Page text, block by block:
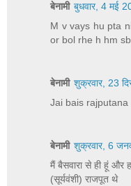
बेनामी बुधवार, 4 मई
M v vays hu pta
or bol rhe h hm
बेनामी शुक्रवार, 23
Jai bais rajputana
बेनामी शुक्रवार, 6
मैं बैसवारा से ही हूं और
(सूर्यवंशी) राजपूत थे